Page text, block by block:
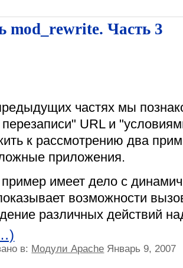
mod_rewrite. Часть 3
частях мы
URL и
к рассмотрению два
приложения.
имеет дело с
возможности
различных действий
в: Модули Apache Январь 9, 2007